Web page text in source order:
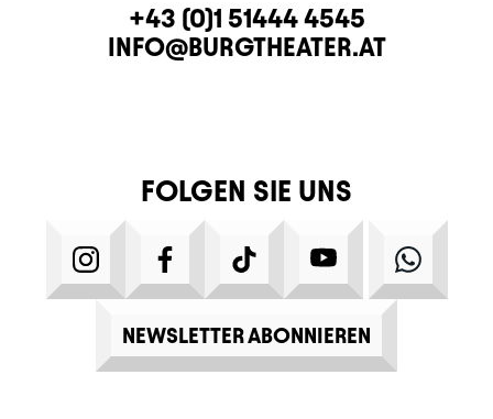
KONTAKTTELEFON
+43 (0)1 51444 4545
E-MAIL
INFO@BURGTHEATER.AT
FOLGEN SIE UNS
INSTAGRAMFACEBOOKTIKTOK YOUTUBE
NEWSLETTER ABONNIEREN